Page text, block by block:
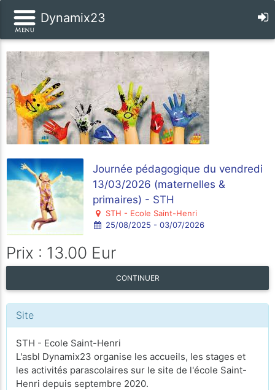
Dynamix23
Journée pédagogique du vendredi
13/03/2026 (maternelles &
primaires) - STH
STH - Ecole Saint-Henri
25/08/2025 - 03/07/2026
Prix : 13.00 Eur
CONTINUER
Site
STH - Ecole Saint-Henri
L'asbl Dynamix23 organise les accueils, les stages et
les activités parascolaires sur le site de l'école Saint-
Henri depuis septembre 2020.